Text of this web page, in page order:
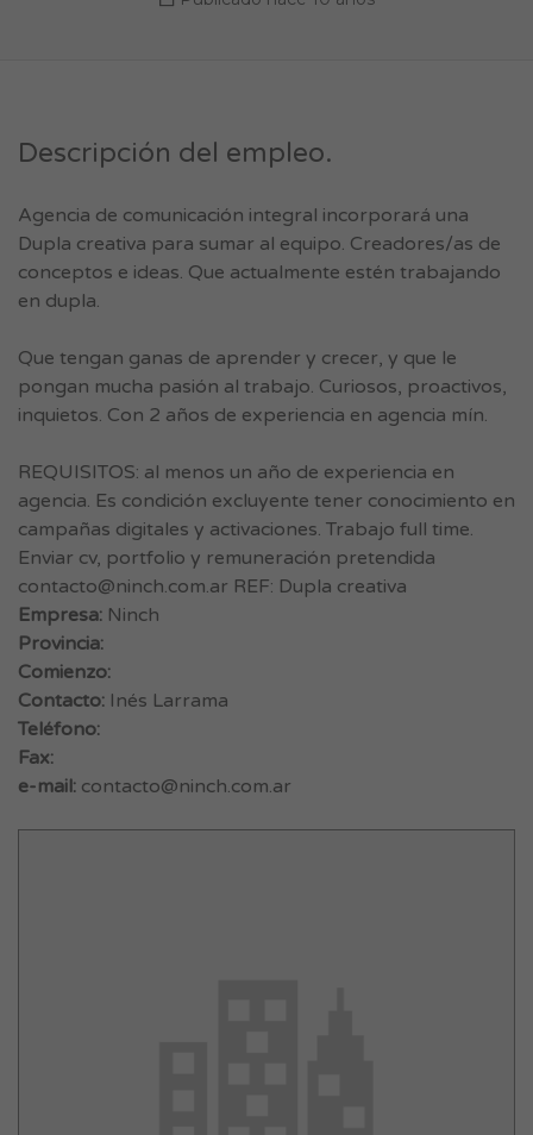
Descripción del empleo.
Agencia de comunicación integral incorporará una
Dupla creativa para sumar al equipo. Creadores/as de
conceptos e ideas. Que actualmente estén trabajando
en dupla.
Que tengan ganas de aprender y crecer, y que le
pongan mucha pasión al trabajo. Curiosos, proactivos,
inquietos. Con 2 años de experiencia en agencia mín.
REQUISITOS: al menos un año de experiencia en
agencia. Es condición excluyente tener conocimiento en
campañas digitales y activaciones. Trabajo full time.
Enviar cv, portfolio y remuneración pretendida
contacto@ninch.com.ar REF: Dupla creativa
Empresa: Ninch
Provincia:
Comienzo:
Contacto: Inés Larrama
Teléfono:
Fax:
e-mail: contacto@ninch.com.ar